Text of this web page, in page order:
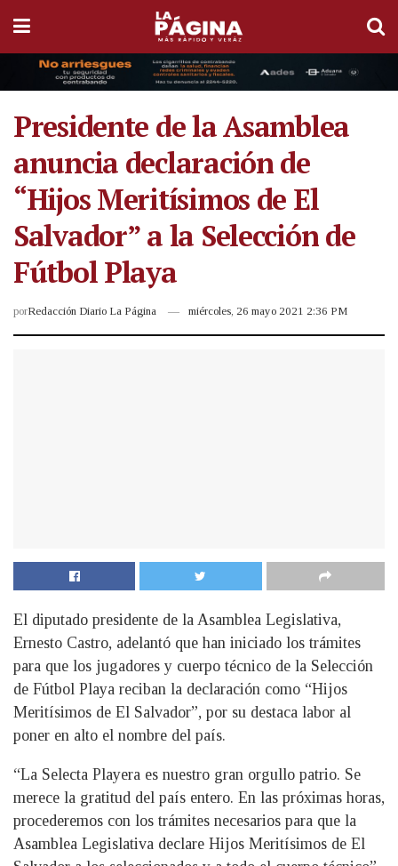
Presidente de la Asamblea
anuncia declaración de
“Hijos Meritísimos de El
Salvador” a la Selección de
Fútbol Playa
porRedacción Diario La Página miércoles, 26 mayo 2021 2:36 PM
El diputado presidente de la Asamblea Legislativa,
Ernesto Castro, adelantó que han iniciado los trámites
para que los jugadores y cuerpo técnico de la Selección
de Fútbol Playa reciban la declaración como “Hijos
Meritísimos de El Salvador”, por su destaca labor al
poner en alto el nombre del país.
“La Selecta Playera es nuestro gran orgullo patrio. Se
merece la gratitud del país entero. En las próximas horas,
procederemos con los trámites necesarios para que la
Asamblea Legislativa declare Hijos Meritísimos de El